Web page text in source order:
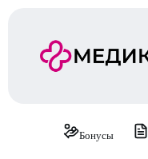
Бонусы